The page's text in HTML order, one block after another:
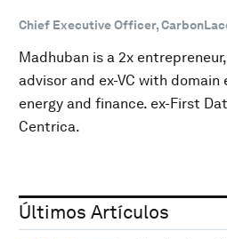
Chief Executive Officer,
Madhuban is a 2x
advisor and ex-VC with
energy and finance. ex-First
Centrica.
Últimos Artículos